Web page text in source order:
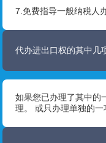
7.免费指导一般纳税人
代办进出口权的其中几
如果您已办理了其中的
理。 或只办理单独的一